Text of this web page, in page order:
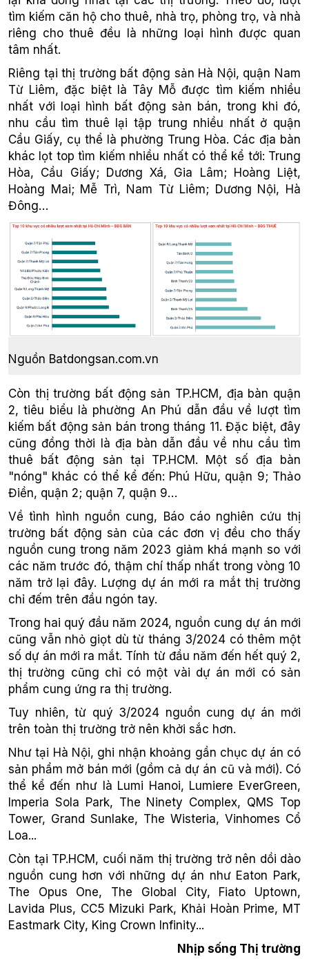
tìm kiếm căn hộ cho thuê, nhà trọ, phòng trọ, và nhà
riêng cho thuê đều là những loại hình được quan
tâm nhất.
Riêng tại thị trường bất động sản Hà Nội, quận Nam
Từ Liêm, đặc biệt là Tây Mỗ được tìm kiếm nhiều
nhất với loại hình bất động sản bán, trong khi đó,
nhu cầu tìm thuê lại tập trung nhiều nhất ở quận
Cầu Giấy, cụ thể là phường Trung Hòa. Các địa bàn
khác lọt top tìm kiếm nhiều nhất có thể kể tới: Trung
Hòa, Cầu Giấy; Dương Xá, Gia Lâm; Hoàng Liệt,
Hoàng Mai; Mễ Trì, Nam Từ Liêm; Dương Nội, Hà
Đông…
Nguồn Batdongsan.com.vn
Còn thị trường bất động sản TP.HCM, địa bàn quận
2, tiêu biểu là phường An Phú dẫn đầu về lượt tìm
kiếm bất động sản bán trong tháng 11. Đặc biệt, đây
cũng đồng thời là địa bàn dẫn đầu về nhu cầu tìm
thuê bất động sản tại TP.HCM. Một số địa bàn
"nóng" khác có thể kể đến: Phú Hữu, quận 9; Thảo
Điền, quận 2; quận 7, quận 9…
Về tình hình nguồn cung, Báo cáo nghiên cứu thị
trường bất động sản của các đơn vị đều cho thấy
nguồn cung trong năm 2023 giảm khá mạnh so với
các năm trước đó, thậm chí thấp nhất trong vòng 10
năm trở lại đây. Lượng dự án mới ra mắt thị trường
chỉ đếm trên đầu ngón tay.
Trong hai quý đầu năm 2024, nguồn cung dự án mới
cũng vẫn nhỏ giọt dù từ tháng 3/2024 có thêm một
số dự án mới ra mắt. Tính từ đầu năm đến hết quý 2,
thị trường cũng chỉ có một vài dự án mới có sản
phẩm cung ứng ra thị trường.
Tuy nhiên, từ quý 3/2024 nguồn cung dự án mới
trên toàn thị trường trở nên khởi sắc hơn.
Như tại Hà Nội, ghi nhận khoảng gần chục dự án có
sản phẩm mở bán mới (gồm cả dự án cũ và mới). Có
thể kể đến như là Lumi Hanoi, Lumiere EverGreen,
Imperia Sola Park, The Ninety Complex, QMS Top
Tower, Grand Sunlake, The Wisteria, Vinhomes Cổ
Loa...
Còn tại TP.HCM, cuối năm thị trường trở nên dồi dào
nguồn cung hơn với những dự án như Eaton Park,
The Opus One, The Global City, Fiato Uptown,
Lavida Plus, CC5 Mizuki Park, Khải Hoàn Prime, MT
Eastmark City, King Crown Infinity...
Nhịp sống Thị trường